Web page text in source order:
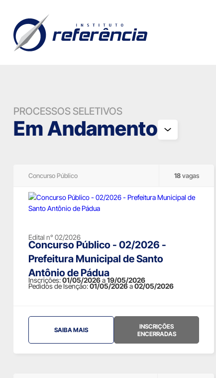
PROCESSOS SELETIVOS
Em Andamento
Concurso Público 18vagas
Edital n° 02/2026
Concurso Público - 02/2026 -
Prefeitura Municipal de Santo
Antônio de Pádua
Inscrições:01/05/2026a19/05/2026
Pedidos de Isenção:01/05/2026a02/05/2026
SAIBA MAIS
INSCRIÇÕES
ENCERRADAS